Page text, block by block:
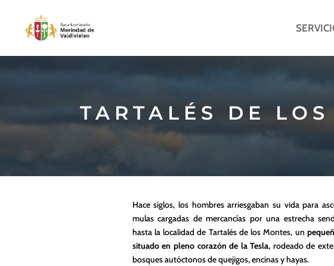
TARTALÉS DE LOS
Hace siglos, los hombres arriesgaban su vida para
mulas cargadas de mercancías por una estrecha
hasta la localidad de Tartalés de los Montes, un
situado en pleno corazón de la Tesla, rodeado de
bosques autóctonos de quejigos, encinas y hayas.